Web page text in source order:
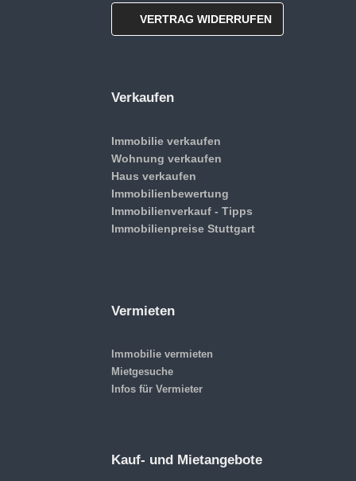
VERTRAG WIDERRUFEN
Verkaufen
Immobilie verkaufen
Wohnung verkaufen
Haus verkaufen
Immobilienbewertung
Immobilienverkauf - Tipps
Immobilienpreise Stuttgart
Vermieten
Immobilie vermieten
Mietgesuche
Infos für Vermieter
Kauf- und Mietangebote